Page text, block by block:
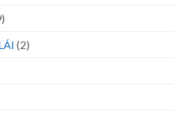
(2)